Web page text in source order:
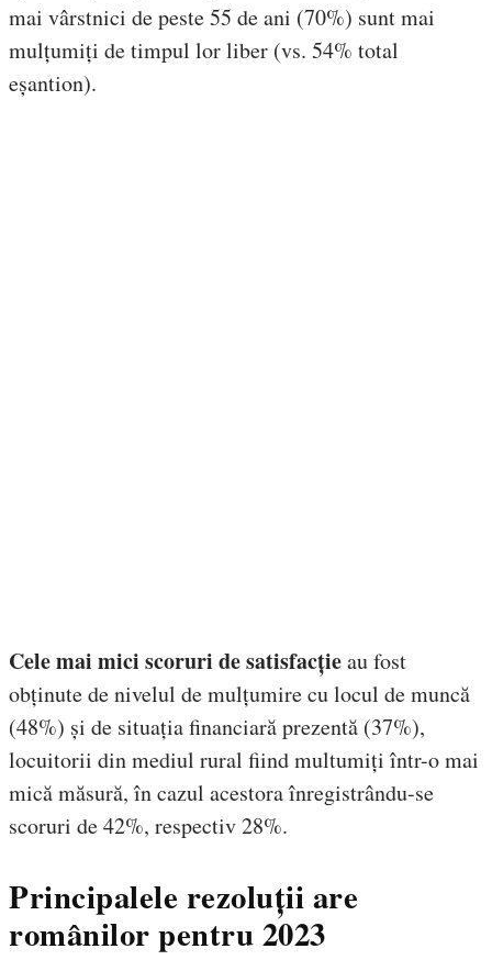
mai vârstnici de peste 55 de ani (70%) sunt mai
mulțumiți de timpul lor liber (vs. 54% total
eșantion).
Cele mai mici scoruri de satisfacțieau fost
obținute de nivelul de mulțumire cu locul de muncă
(48%) și de situația financiară prezentă (37%),
locuitorii din mediul rural fiind multumiți într-o mai
mică măsură, în cazul acestora înregistrându-se
scoruri de 42%, respectiv 28%.
Principalele rezoluții are
românilor pentru 2023